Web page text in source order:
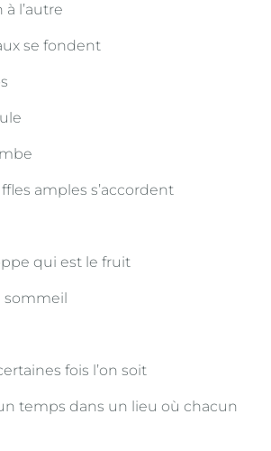
à l’autre
se fondent
amples s’accordent
qui est le fruit
sommeil
fois l’on soit
temps dans un lieu où chacun